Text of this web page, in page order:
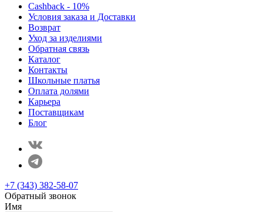
Cashback - 10%
Условия заказа и Доставки
Возврат
Уход за изделиями
Обратная связь
Каталог
Контакты
Школьные платья
Оплата долями
Карьера
Поставщикам
Блог
+7 (343) 382-58-07
Обратный звонок
Имя